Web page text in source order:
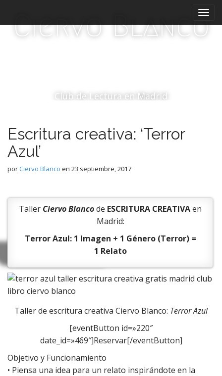
l
Ciervo Blanco
Club de Lectura en Madrid
Escritura creativa: ‘Terror
Azul’
por Ciervo Blanco en 23 septiembre, 2017
Taller Ciervo Blancode ESCRITURA CREATIVAen
Madrid:
Terror Azul: 1 Imagen + 1 Género (Terror) =
1 Relato
Taller de escritura creativa Ciervo Blanco: Terror Azul
[eventButton id=»220″
date_id=»469″]Reservar[/eventButton]
Objetivo y Funcionamiento
• Piensa una idea para un relato inspirándote en la